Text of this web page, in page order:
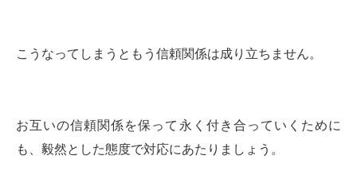
こうなってしまうともう信頼関係は成り立ちません。
お互いの信頼関係を保って永く付き合っていくために
も、毅然とした態度で対応にあたりましょう。